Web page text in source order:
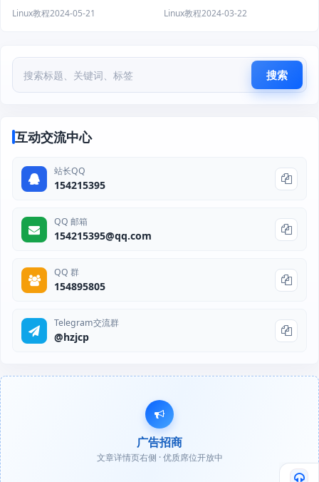
Linux教程2024-05-21 Linux教程2024-03-22
搜索
互动交流中心
站长QQ
154215395
QQ 邮箱
154215395@qq.com
QQ 群
154895805
Telegram交流群
@hzjcp
广告招商
文章详情页右侧 · 优质席位开放中